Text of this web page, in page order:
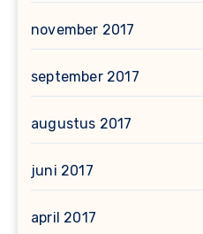
november 2017
september 2017
augustus 2017
juni 2017
april 2017